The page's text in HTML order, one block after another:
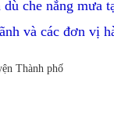
che nắng mưa
và các đơn vị
Thành phố